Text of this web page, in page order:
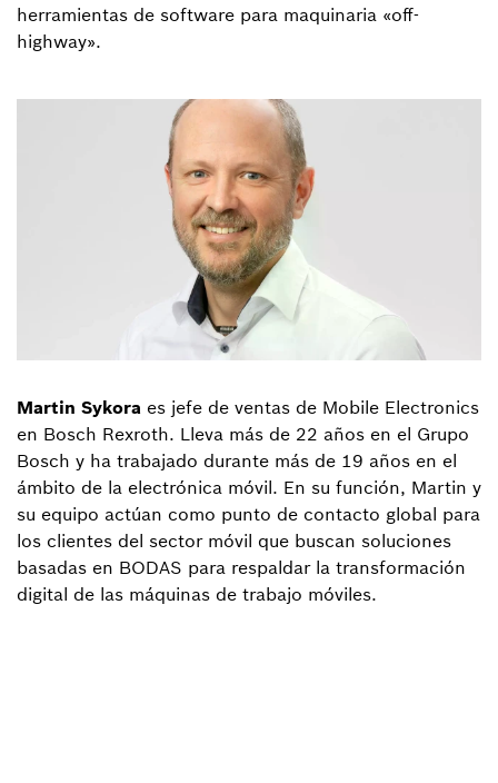
herramientas de software para maquinaria «off-
highway».
Martin Sykora es jefe de ventas de Mobile Electronics
en Bosch Rexroth. Lleva más de 22 años en el Grupo
Bosch y ha trabajado durante más de 19 años en el
ámbito de la electrónica móvil. En su función, Martin y
su equipo actúan como punto de contacto global para
los clientes del sector móvil que buscan soluciones
basadas en BODAS para respaldar la transformación
digital de las máquinas de trabajo móviles.